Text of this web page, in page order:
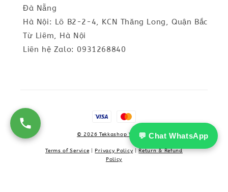
💬 Chat WhatsApp
Đà Nẵng
Hà Nội: Lô B2-2-4, KCN Thăng Long, Quận Bắc
Từ Liêm, Hà Nội
Liên hệ Zalo: 0931268840
© 2026 Tekkashop Vietnam
Terms of Service Privacy Policy |Return & Refund
Policy